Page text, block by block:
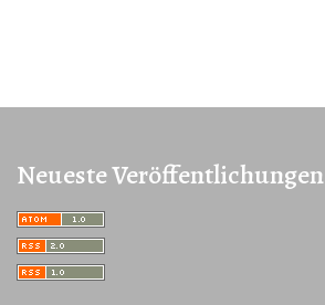
Neueste Veröffentlichungen